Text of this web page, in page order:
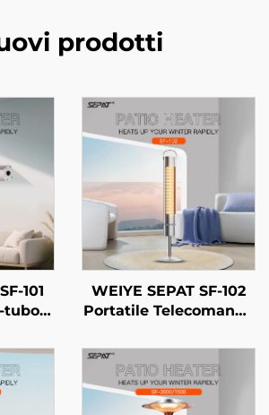
prodotti
101
tubo
di
WEIYE SEPAT SF-102
Portatile Telecomando
Sicurezza Riscaldatore
per Interni ed Esterni
con Supporto IP65